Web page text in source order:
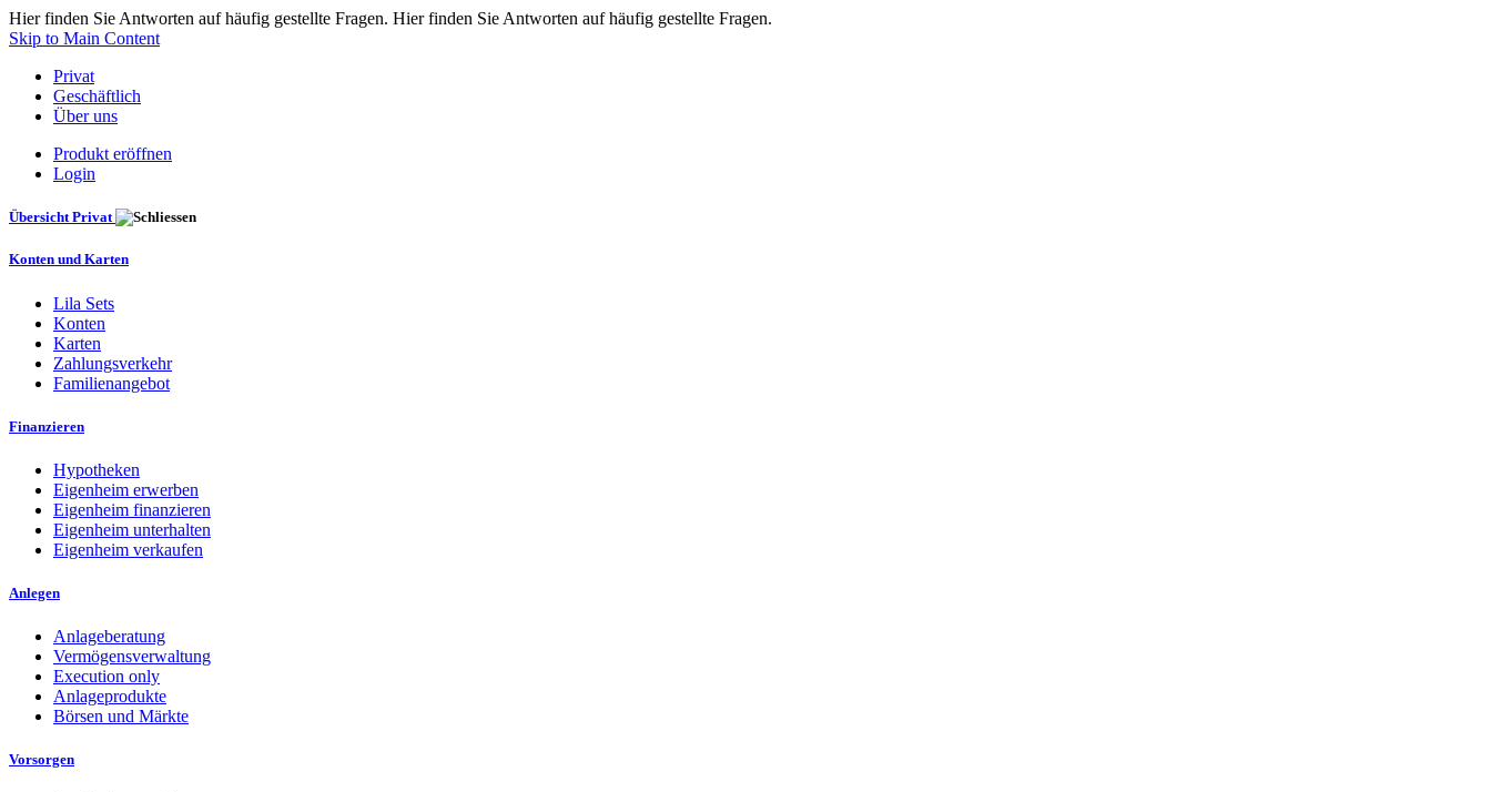
Hier finden Sie Antworten auf häufig gestellte Fragen. Hier finden Sie Antworten auf häufig gestellte Fragen.
Skip to Main Content
Privat
Geschäftlich
Über uns
Produkt eröffnen
Login
Übersicht Privat
Konten und Karten
Lila Sets
Konten
Karten
Zahlungsverkehr
Familienangebot
Finanzieren
Hypotheken
Eigenheim erwerben
Eigenheim finanzieren
Eigenheim unterhalten
Eigenheim verkaufen
Anlegen
Anlageberatung
Vermögensverwaltung
Execution only
Anlageprodukte
Börsen und Märkte
Vorsorgen